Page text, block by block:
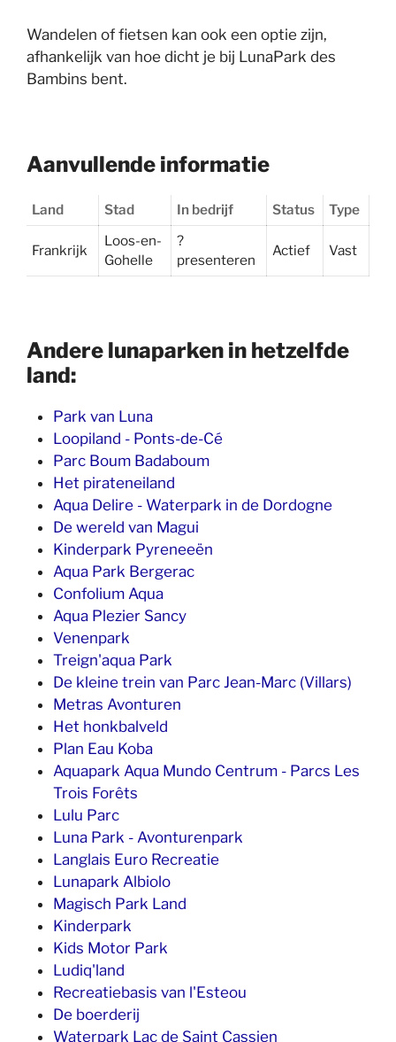
Wandelen of fietsen kan ook een optie zijn,
afhankelijk van hoe dicht je bij LunaPark des
Bambins bent.
Aanvullende informatie
Land Stad In bedrijf Status Type
Frankrijk
Loos-en-
Gohelle
?
presenteren
Actief Vast
Andere lunaparken in hetzelfde
land:
Park van Luna
Loopiland - Ponts-de-Cé
Parc Boum Badaboum
Het pirateneiland
Aqua Delire - Waterpark in de Dordogne
De wereld van Magui
Kinderpark Pyreneeën
Aqua Park Bergerac
Confolium Aqua
Aqua Plezier Sancy
Venenpark
Treign'aqua Park
De kleine trein van Parc Jean-Marc (Villars)
Metras Avonturen
Het honkbalveld
Plan Eau Koba
Aquapark Aqua Mundo Centrum - Parcs Les
Trois Forêts
Lulu Parc
Luna Park - Avonturenpark
Langlais Euro Recreatie
Lunapark Albiolo
Magisch Park Land
Kinderpark
Kids Motor Park
Ludiq'land
Recreatiebasis van l'Esteou
De boerderij
Waterpark Lac de Saint Cassien